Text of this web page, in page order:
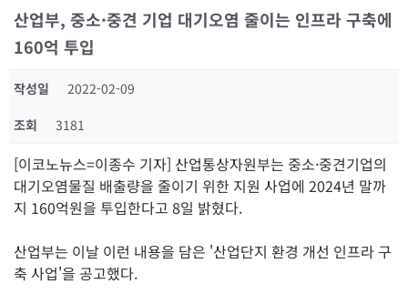
산업부, 중소·중견 기업 대기오염 줄이는 인프라 구축에
160억 투입
작성일
2022-02-09
조회
3181
[이코노뉴스=이종수 기자] 산업통상자원부는 중소·중견기업의
대기오염물질 배출량을 줄이기 위한 지원 사업에 2024년 말까
지 160억원을 투입한다고 8일 밝혔다.
산업부는 이날 이런 내용을 담은 '산업단지 환경 개선 인프라 구
축 사업'을 공고했다.